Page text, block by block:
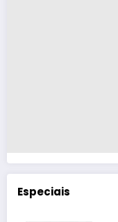
Especiais